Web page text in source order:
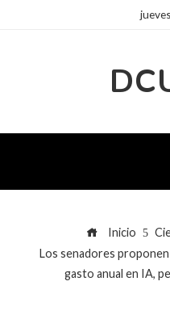
Inicio
Los senadores
gasto anual en IA,